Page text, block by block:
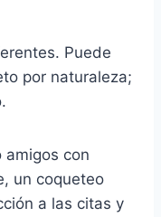
Puede
por naturaleza;
amigos con
un coqueteo
a las citas y